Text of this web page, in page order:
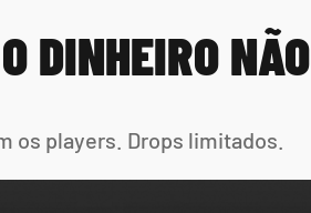
DINHEIRO NÃO
os players. Drops limitados.